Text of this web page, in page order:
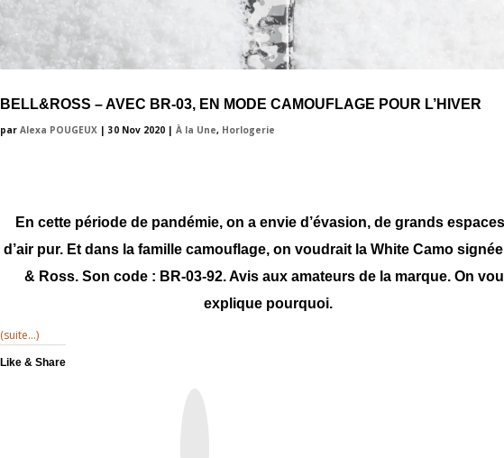
BELL&ROSS – AVEC BR-03, EN MODE CAMOUFLAGE POUR L’HIVER
par Alexa POUGEUX| 30 Nov 2020| À la Une, Horlogerie
En cette période de pandémie, on a envie d’évasion, de grands
d’air pur. Et dans la famille camouflage, on voudrait la White Camo signée
& Ross. Son code : BR-03-92. Avis aux amateurs de la marque. On
explique pourquoi.
(suite…)
Like & Share